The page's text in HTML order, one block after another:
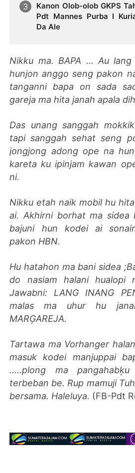
Kanon Olob-olob GKPS
Pdt Mannes Purba I
Da Ale
Nikku ma. BAPA ... Au
hunjon anggo seng pakon
tanganni bapa on sada
gareja ma hita janah apala
Das unang sanggah
tapi sanggah sehat seng
jongjong adong ope na
kareta ku ipinjam kawan
ni.
Nikku etah naik mobil hu
ai. Akhirni borhat ma sidea
bajuni hun kodei ai
pakon HBN.
Hu hatahon ma bani sidea
do nasiam halani hualopi
Jawabni: LANG INANG
malas ma uhur hu
MARĢAREJA.
Tartawa ma Vorhanger
masuk kodei manjuppai
.....plong ma
terbeban be. Rup mamuji
bersama. Haleluya. (FB-Pdt